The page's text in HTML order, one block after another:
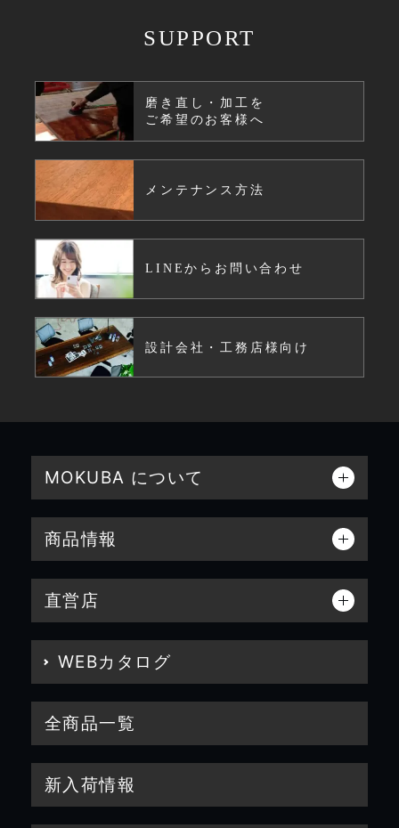
SUPPORT
磨き直し・加工を
ご希望のお客様へ
メンテナンス方法
LINEからお問い合わせ
設計会社・工務店様向け
MOKUBA について
商品情報
直営店
WEBカタログ
全商品一覧
新入荷情報